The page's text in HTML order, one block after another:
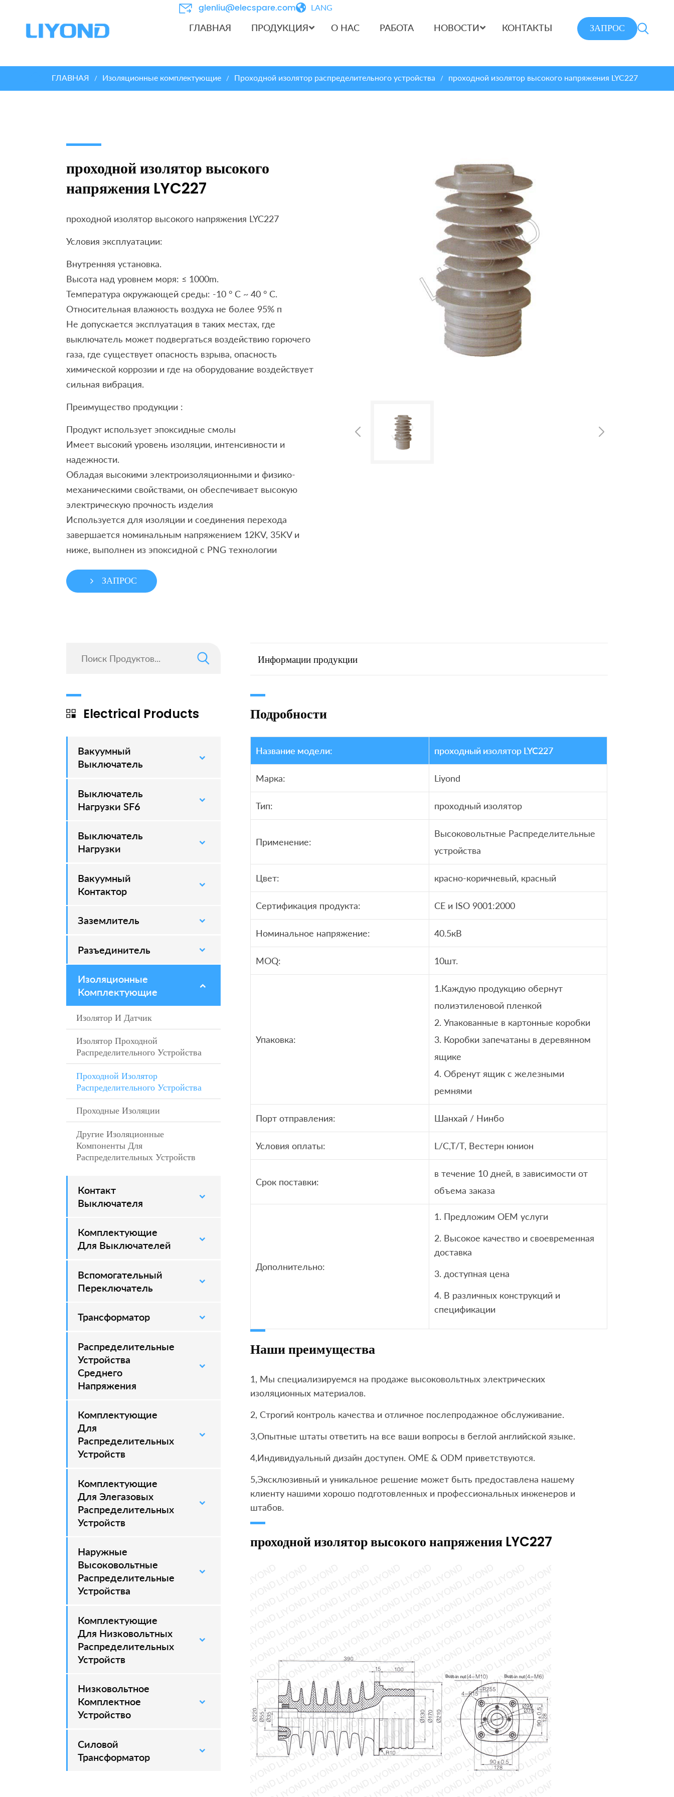
glenliu@elecspare.com LANG
ГЛАВНАЯ ПРОДУКЦИЯ О НАС РАБОТА НОВОСТИ КОНТАКТЫ ЗАПРОС
ГЛАВНАЯ / Изоляционные комплектующие / Проходной изолятор распределительного устройства / проходной изолятор высокого напряжения LYC227
проходной изолятор высокого
напряжения LYC227
проходной изолятор высокого напряжения LYC227
Условия эксплуатации:
Внутренняя установка.
Высота над уровнем моря: ≤ 1000m.
Температура окружающей среды: -10 ° C ~ 40 ° С.
Относительная влажность воздуха не более 95% п
Не допускается эксплуатация в таких местах, где
выключатель может подвергаться воздействию горючего
газа, где существует опасность взрыва, опасность
химической коррозии и где на оборудование воздействует
сильная вибрация.
Преимущество продукции :
Продукт использует эпоксидные смолы
Имеет высокий уровень изоляции, интенсивности и
надежности.
Обладая высокими электроизоляционными и физико-
механическими свойствами, он обеспечивает высокую
электрическую прочность изделия
Используется для изоляции и соединения перехода
завершается номинальным напряжением 12KV, 35KV и
ниже, выполнен из эпоксидной с PNG технологии
ЗАПРОС
Electrical Products
Вакуумный
Выключатель
–
Выключатель
Нагрузки SF6
–
Выключатель
Нагрузки
–
Вакуумный
Контактор
–
Заземлитель
–
Разъединитель
–
Изоляционные
Комплектующие
–
Изолятор И Датчик
–
Изолятор Проходной
Распределительного Устройства
–
Проходной Изолятор
Распределительного Устройства
–
Проходные Изоляции
–
Другие Изоляционные
Компоненты Для
Распределительных Устройств
–
Контакт
Выключателя
–
Комплектующие
Для Выключателей
–
Вспомогательный
Переключатель
–
Трансформатор
Распределительные
Устройства
Среднего
Напряжения
–
Комплектующие
Для
Распределительных
Устройств
–
Комплектующие
Для Элегазовых
Распределительных
Устройств
–
Наружные
Высоковольтные
Распределительные
Устройства
–
Комплектующие
Для Низковольтных
Распределительных
Устройств
Низковольтное
Комплектное
Устройство
Силовой
Трансформатор
–
Информации продукции
Подробности
Название модели: проходный изолятор LYC227
Марка: Liyond
Тип: проходный изолятор
Применение:
Высоковольтные Распределительные
устройства
Цвет: красно-коричневый, красный
Сертификация продукта: CE и ISO 9001:2000
Номинальное напряжение: 40.5кВ
MOQ: 10шт.
Упаковка:
1.Каждую продукцию обернут
полиэтиленовой пленкой
2. Упакованные в картонные коробки
3. Коробки запечатаны в деревянном
ящике
4. Обренут ящик с железными
ремнями
Порт отправления: Шанхай / Нинбо
Условия оплаты: L/C,T/T, Вестерн юнион
Срок поставки:
в течение 10 дней, в зависимости от
объема заказа
Дополнительно:
1. Предложим OEM услуги
2. Высокое качество и своевременная
доставка
3. доступная цена
4. В различных конструкций и
спецификации
Наши преимущества
1, Мы специализируемся на продаже высоковольтных электрических
изоляционных материалов.
2, Строгий контроль качества и отличное послепродажное обслуживание.
3,Опытные штаты ответить на все ваши вопросы в беглой английской языке.
4,Индивидуальный дизайн доступен. OME & ODM приветствуются.
5,Эксклюзивный и уникальное решение может быть предоставлена ​​нашему
клиенту нашими хорошо подготовленных и профессиональных инженеров и
штабов.
проходной изолятор высокого напряжения LYC227